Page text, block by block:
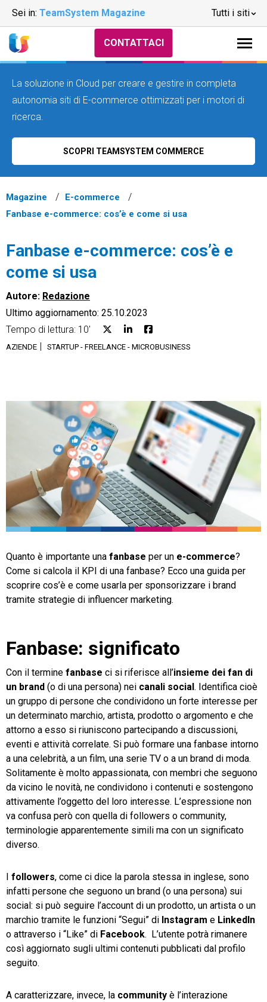
Sei in: TeamSystem Magazine Tutti i siti
CRM
Fatturazione
Financial Solutions
Trust Services
TeamSystem Corporate
TeamSystem Store
CONTATTACI
La soluzione in Cloud per creare e gestire in completa
autonomia siti di E-commerce ottimizzati per i motori di
ricerca.
SCOPRI TEAMSYSTEM COMMERCE
Magazine
E-commerce
Fanbase e-commerce: cos’è e come si usa
Fanbase e-commerce: cos’è e
come si usa
Autore: Redazione
Ultimo aggiornamento: 25.10.2023
Tempo di lettura: 10'
AZIENDE STARTUP - FREELANCE - MICROBUSINESS
Quanto è importante una fanbase per un e-commerce?
Come si calcola il KPI di una fanbase? Ecco una guida per
scoprire cos’è e come usarla per sponsorizzare i brand
tramite strategie di influencer marketing.
Fanbase: significato
Con il termine fanbase ci si riferisce all’insieme dei fan di
un brand (o di una persona) nei canali social . Identifica cioè
un gruppo di persone che condividono un forte interesse per
un determinato marchio, artista, prodotto o argomento e che
attorno a esso si riuniscono partecipando a discussioni,
eventi e attività correlate. Si può formare una fanbase intorno
a una celebrità, a un film, una serie TV o a un brand di moda.
Solitamente è molto appassionata, con membri che seguono
da vicino le novità, ne condividono i contenuti e sostengono
attivamente l’oggetto del loro interesse. L’espressione non
va confusa però con quella di followers o community,
terminologie apparentemente simili ma con un significato
diverso.
followers, come ci dice la parola stessa in inglese, sono
infatti persone che seguono un brand (o una persona) sui
social: si può seguire l’account di un prodotto, un artista o un
marchio tramite le funzioni “Segui” di Instagram e LinkedIn
o attraverso i “Like” di Facebook. L’utente potrà rimanere
così aggiornato sugli ultimi contenuti pubblicati dal profilo
seguito.
A caratterizzare, invece, la community è l’interazione